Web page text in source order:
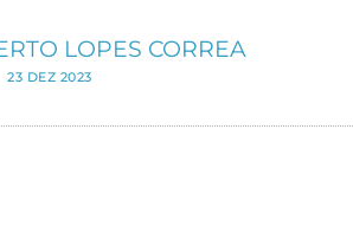
LOPES CORREA
23 DEZ 2023